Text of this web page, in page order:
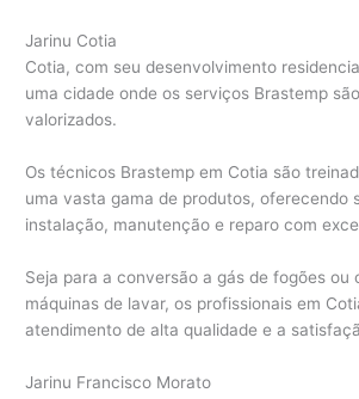
Jarinu Cotia
Cotia, com seu desenvolvimento
uma cidade onde os serviços Brastemp
valorizados.
Os técnicos Brastemp em Cotia são
uma vasta gama de produtos, oferecendo
instalação, manutenção e reparo com
Seja para a conversão a gás de fogões ou
máquinas de lavar, os profissionais em
atendimento de alta qualidade e a
Jarinu Francisco Morato